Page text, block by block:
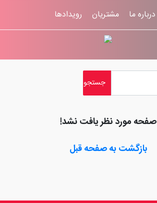
درباره ما مشتریان رویدادها
ثبت شکایات راهنمای سایت
صفحه مورد نظر یافت نشد!
بازگشت به صفحه قبل